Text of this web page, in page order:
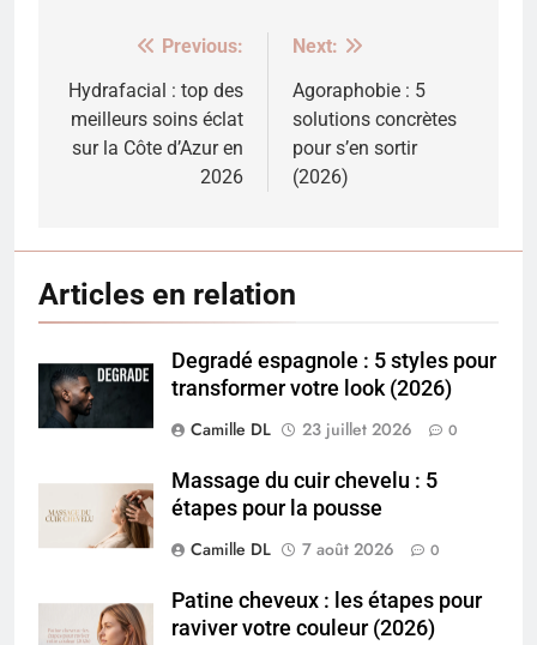
Navigation
de
l’article
Previous:
Hydrafacial : top des
meilleurs soins éclat
sur la Côte d’Azur en
2026
Next:
Agoraphobie : 5
solutions concrètes
pour s’en sortir
(2026)
Articles en relation
Degradé espagnole : 5 styles pour
transformer votre look (2026)
Camille DL
23 juillet 2026 0
Massage du cuir chevelu : 5
étapes pour la pousse
Camille DL
7 août 2026 0
Patine cheveux : les étapes pour
raviver votre couleur (2026)